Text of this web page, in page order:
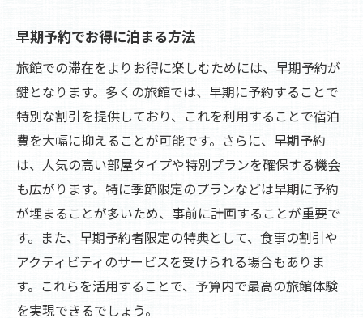
宿泊パッケージの賢い利用法
一人旅行でも楽しめる旅館選び
心地よい空間を演出するためのポイント
予算を抑えながらも心温まる旅館体験を満喫し
よう
低予算でも温かいおもてなしを受ける方法
地域密着型の旅館で心温まる時間を
旅館の特別イベントを楽しむ秘訣
家族連れでも安心、予算に優しい選択肢
心に残る体験を予算内で実現する方法
リピーターが語る、心温まる旅館の魅力
早期予約でお得に泊まる方法
旅館での滞在をよりお得に楽しむためには、早期予約が
鍵となります。多くの旅館では、早期に予約することで
特別な割引を提供しており、これを利用することで宿泊
費を大幅に抑えることが可能です。さらに、早期予約
は、人気の高い部屋タイプや特別プランを確保する機会
も広がります。特に季節限定のプランなどは早期に予約
が埋まることが多いため、事前に計画することが重要で
す。また、早期予約者限定の特典として、食事の割引や
アクティビティのサービスを受けられる場合もありま
す。これらを活用することで、予算内で最高の旅館体験
を実現できるでしょう。